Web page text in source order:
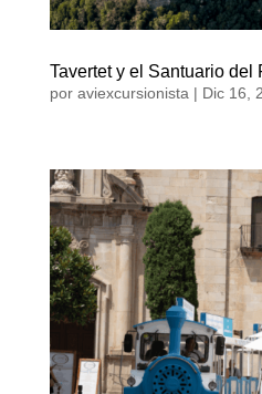
Tavertet y el Santuario del
por aviexcursionista | Dic 16,